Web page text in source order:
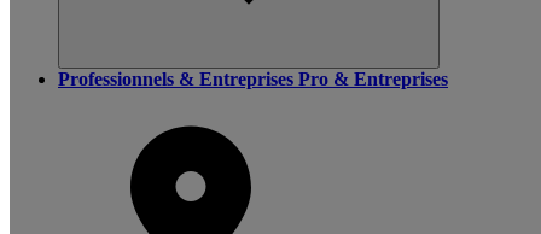
Professionnels & Entreprises Pro & Entreprises